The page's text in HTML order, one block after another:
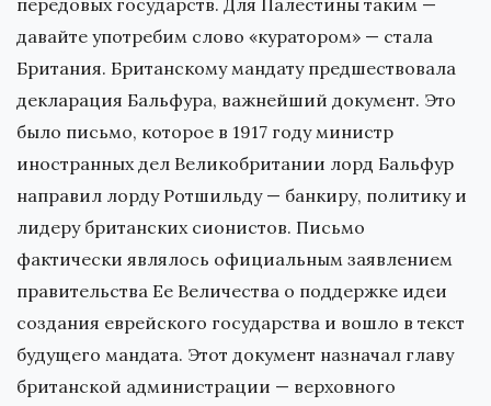
передовых государств. Для Палестины таким —
давайте употребим слово «куратором» — стала
Британия. Британскому мандату предшествовала
декларация Бальфура, важнейший документ. Это
было письмо, которое в 1917 году министр
иностранных дел Великобритании лорд Бальфур
направил лорду Ротшильду — банкиру, политику и
лидеру британских сионистов. Письмо
фактически являлось официальным заявлением
правительства Ее Величества о поддержке идеи
создания еврейского государства и вошло в текст
будущего мандата. Этот документ назначал главу
британской администрации — верховного